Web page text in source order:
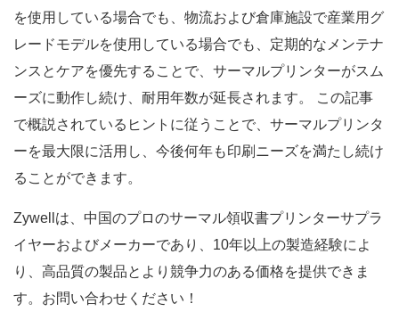
を使用している場合でも、物流および倉庫施設で産業用グ
レードモデルを使用している場合でも、定期的なメンテナ
ンスとケアを優先することで、サーマルプリンターがスム
ーズに動作し続け、耐用年数が延長されます。 この記事
で概説されているヒントに従うことで、サーマルプリンタ
ーを最大限に活用し、今後何年も印刷ニーズを満たし続け
ることができます。
Zywellは、中国のプロのサーマル領収書プリンターサプラ
イヤーおよびメーカーであり、10年以上の製造経験によ
り、高品質の製品とより競争力のある価格を提供できま
す。お問い合わせください！